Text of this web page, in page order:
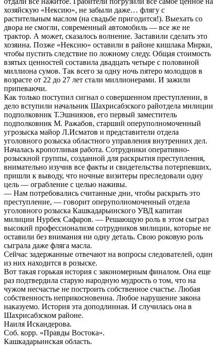
хозяйскую «Нексию», не забыли даже… флягу с
растительным маслом (на свадьбе пригодится!). Выехать со
двора не смогли, современный автомобиль — все же не
трактор. А может, сказалось волнение. Заставили сделать это
хозяина. Позже «Нексию» оставили в районе кишлака Мирки,
чтобы пустить следствие по ложному следу. Общая стоимость
взятых ценностей составила двадцать четыре с половиной
миллиона сумов. Так всего за одну ночь пятеро молодцов в
возрасте от 22 до 27 лет стали миллионерами. И зажили
припеваючи.
Как только поступил сигнал о совершенном преступлении, в
дело вступили начальник Шахрисабзского райотдела милиции
подполковник Т.Эшниязов, его первый заместитель
подполковник М. Ражабов, старший оперуполномоченный
угрозыска майор Л.Исматов и представители отдела
уголовного розыска областного управления внутренних дел.
Началась кропотливая работа. Сотрудники оперативно-
розыскной группы, созданной для раскрытия преступления,
внимательно изучив все факты и свидетельства потерпевших,
пришли к выводу, что ночные визитеры преследовали одну
цель — ограбление с целью наживы.
— Нам потребовались считанные дни, чтобы раскрыть это
преступление, — говорит оперуполномоченный отдела
уголовного розыска Кашкадарьинского УВД капитан
милиции Нурбек Сафаров. — Решающую роль в этом сыграл
высокий профессионализм сотрудников милиции, которые не
оставили без внимания ни одну деталь. Свою роковую роль
сыграла даже фляга масла.
Сейчас задержанные отвечают на вопросы следователей, один
из них находится в розыске.
Вот такая горькая история с закономерным финалом. Она еще
раз подтвердила старую народную мудрость о том, что на
чужом несчастье не построить собственное счастье. Любая
собственность неприкосновенна. Любое нарушение закона
наказуемо. История эта доподлинная. И случилась она в
Шахрисабзском районе.
Наиля Искандерова.
Соб. корр. «Правды Востока».
Кашкадарьинская область.